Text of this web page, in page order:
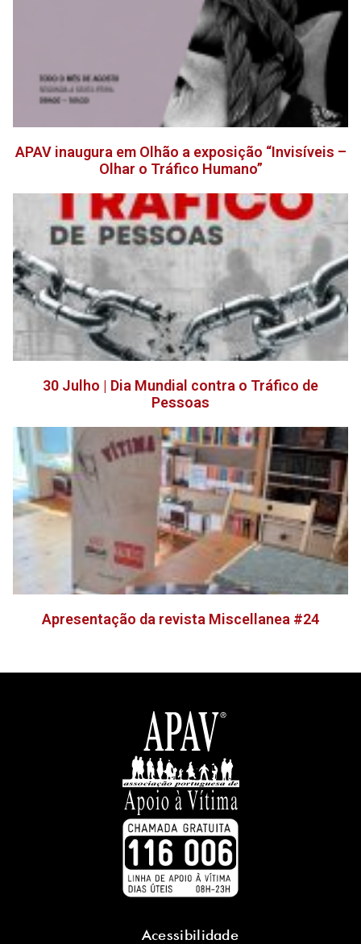
APAV inaugura em Olhão a exposição “Invisíveis –
Olhar o Tráfico Humano”
30 Julho | Dia Mundial contra o Tráfico de
Pessoas
Apresentação da revista Miscellanea #24
Acessibilidade